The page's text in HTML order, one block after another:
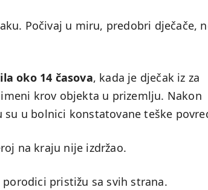
Počivaj u miru, predobri dječače,
oko 14 časova, kada je dječak iz za
krov objekta u prizemlju. Nakon
u bolnici konstatovane teške
na kraju nije izdržao.
pristižu sa svih strana.